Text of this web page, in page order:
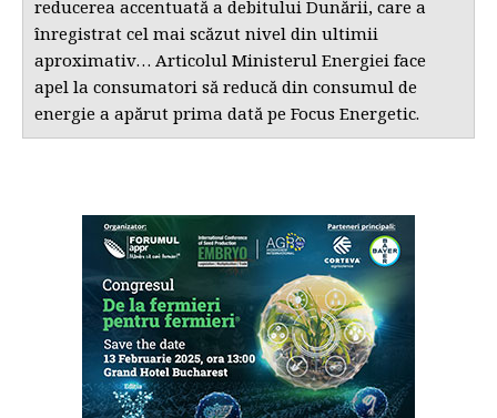
reducerea accentuată a debitului Dunării, care a
înregistrat cel mai scăzut nivel din ultimii
aproximativ… Articolul Ministerul Energiei face
apel la consumatori să reducă din consumul de
energie a apărut prima dată pe Focus Energetic.